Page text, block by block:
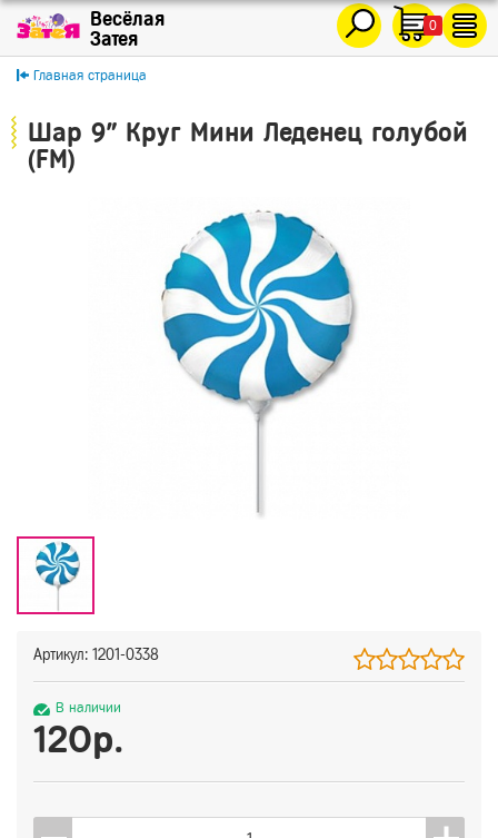
0
Главная страница
Шар 9" Круг Мини Леденец голубой
(FM)
Артикул: 1201-0338
В наличии
120р.